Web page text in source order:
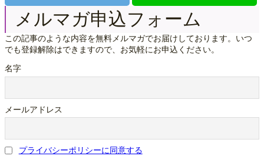
メルマガ申込フォーム
この記事のような内容を無料メルマガでお届けしております。いつ
でも登録解除はできますので、お気軽にお申込ください。
名字
メールアドレス
プライバシーポリシーに同意する